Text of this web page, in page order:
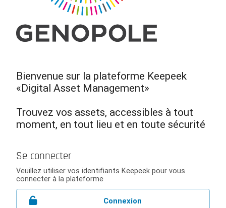
Bienvenue sur la plateforme Keepeek
«Digital Asset Management»
Trouvez vos assets, accessibles à tout
moment, en tout lieu et en toute sécurité
Se connecter
Veuillez utiliser vos identifiants Keepeek pour vous
connecter à la plateforme
Connexion